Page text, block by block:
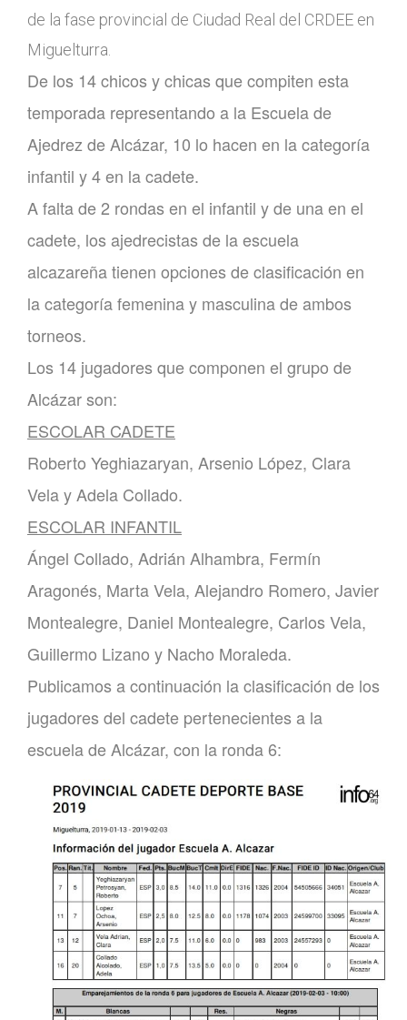
de la fase provincial de Ciudad Real del CRDEE en
Miguelturra.
De los 14 chicos y chicas que compiten esta
temporada representando a la Escuela de
Ajedrez de Alcázar, 10 lo hacen en la categoría
infantil y 4 en la cadete.
A falta de 2 rondas en el infantil y de una en el
cadete, los ajedrecistas de la escuela
alcazareña tienen opciones de clasificación en
la categoría femenina y masculina de ambos
torneos.
Los 14 jugadores que componen el grupo de
Alcázar son:
ESCOLAR CADETE
Roberto Yeghiazaryan, Arsenio López, Clara
Vela y Adela Collado.
ESCOLAR INFANTIL
Ángel Collado, Adrián Alhambra, Fermín
Aragonés, Marta Vela, Alejandro Romero, Javier
Montealegre, Daniel Montealegre, Carlos Vela,
Guillermo Lizano y Nacho Moraleda.
Publicamos a continuación la clasificación de los
jugadores del cadete pertenecientes a la
escuela de Alcázar, con la ronda 6: